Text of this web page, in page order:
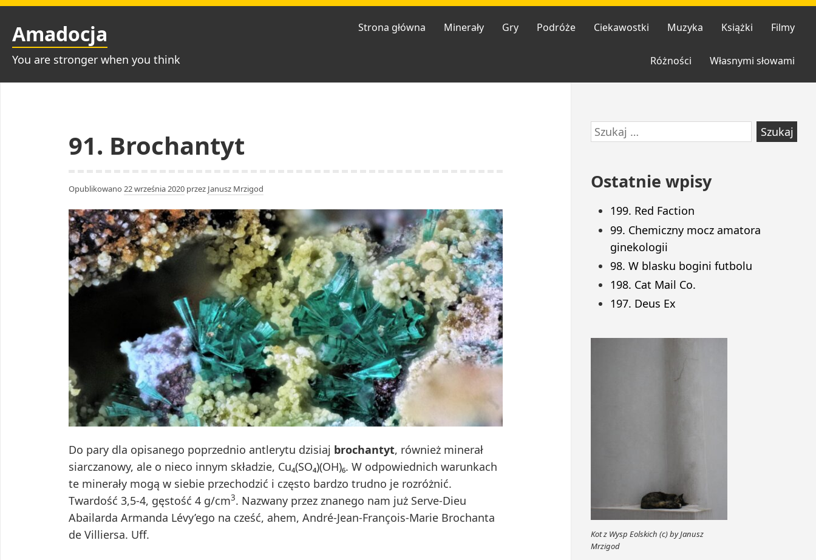
Przejdź
treści
Amadocja
You are stronger when you think
Strona główna Minerały Gry Podróże Ciekawostki Muzyka Książki Filmy
Różności Własnymi słowami
91. Brochantyt
Opublikowano 22 września 2020 przez Janusz Mrzigod
Do pary dla opisanego poprzednio antlerytu dzisiaj brochantyt, również minerał
siarczanowy, ale o nieco innym składzie, Cu₄(SO₄)(OH)₆. W odpowiednich warunkach
te minerały mogą w siebie przechodzić i często bardzo trudno je rozróżnić.
Twardość 3,5-4, gęstość 4 g/cm3. Nazwany przez znanego nam już Serve-Dieu
Abailarda Armanda Lévy’ego na cześć, ahem, André-Jean-François-Marie Brochanta
de Villiersa. Uff.
Przejdź
do
Szukaj:
Ostatnie wpisy
199. Red Faction
99. Chemiczny mocz amatora
ginekologii
98. W blasku bogini futbolu
198. Cat Mail Co.
197. Deus Ex
Kot z Wysp Eolskich (c) by Janusz
Mrzigod